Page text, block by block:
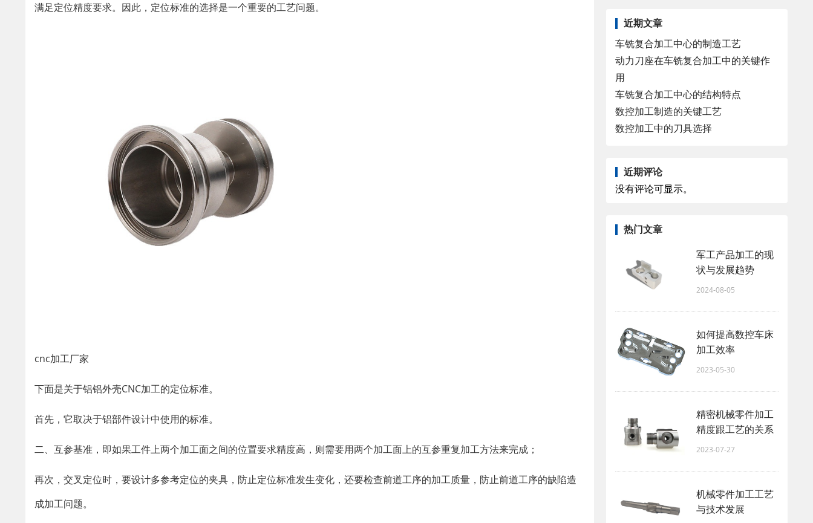
满足定位精度要求。因此，定位标准的选择是一个重要的工艺问题。
cnc加工厂家
下面是关于铝铝外壳CNC加工的定位标准。
首先，它取决于铝部件设计中使用的标准。
二、互参基准，即如果工件上两个加工面之间的位置要求精度高，则需要用两个加工面上的互参重复加工方法来完成；
再次，交叉定位时，要设计多参考定位的夹具，防止定位标准发生变化，还要检查前道工序的加工质量，防止前道工序的缺陷造
成加工问题。
近期文章
车铣复合加工中心的制造工艺
动力刀座在车铣复合加工中的关键作
用
车铣复合加工中心的结构特点
数控加工制造的关键工艺
数控加工中的刀具选择
近期评论
没有评论可显示。
热门文章
军工产品加工的现
状与发展趋势
2024-08-05
如何提高数控车床
加工效率
2023-05-30
精密机械零件加工
精度跟工艺的关系
2023-07-27
机械零件加工工艺
与技术发展